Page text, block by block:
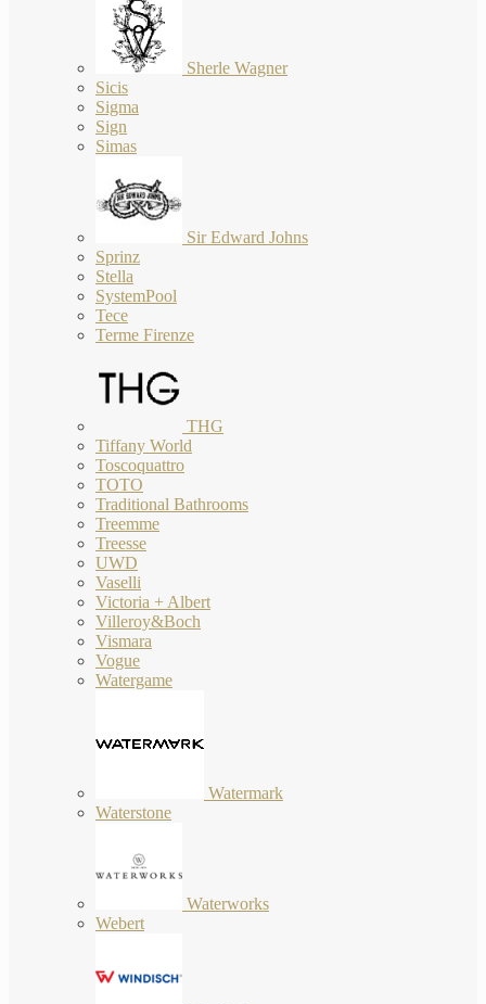
Sherle Wagner
Sicis
Sigma
Sign
Simas
Sir Edward Johns
Sprinz
Stella
SystemPool
Tece
Terme Firenze
THG
Tiffany World
Toscoquattro
TOTO
Traditional Bathrooms
Treemme
Treesse
UWD
Vaselli
Victoria + Albert
Villeroy&Boch
Vismara
Vogue
Watergame
Watermark
Waterstone
Waterworks
Webert